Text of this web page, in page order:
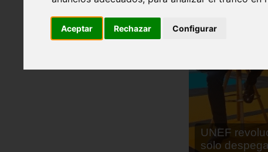
Aceptar Rechazar Configurar
En África
cocinar sus